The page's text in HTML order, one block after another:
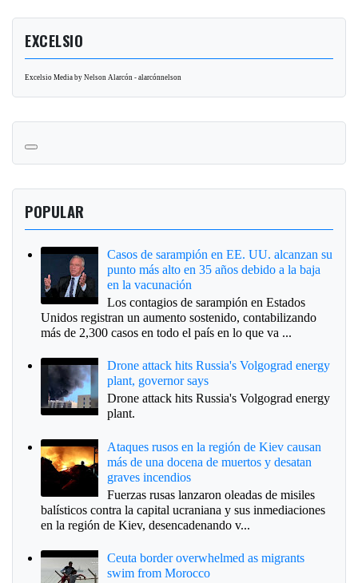
EXCELSIO
Excelsio Media by Nelson Alarcón - alarcónnelson
POPULAR
Casos de sarampión en EE. UU. alcanzan su
punto más alto en 35 años debido a la baja
en la vacunación
Los contagios de sarampión en Estados
Unidos registran un aumento sostenido, contabilizando
más de 2,300 casos en todo el país en lo que va ...
Drone attack hits Russia's Volgograd energy
plant, governor says
Drone attack hits Russia's Volgograd energy
plant.
Ataques rusos en la región de Kiev causan
más de una docena de muertos y desatan
graves incendios
Fuerzas rusas lanzaron oleadas de misiles
balísticos contra la capital ucraniana y sus inmediaciones
en la región de Kiev, desencadenando v...
Ceuta border overwhelmed as migrants
swim from Morocco